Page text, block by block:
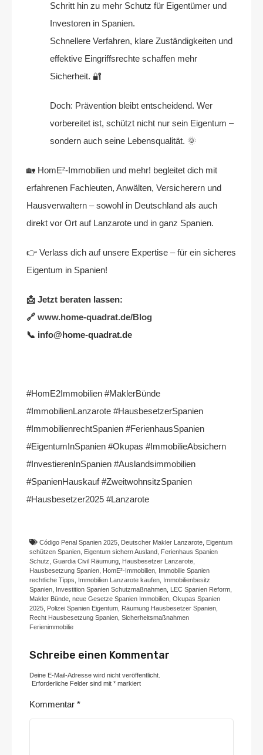
Schritt hin zu mehr Schutz für Eigentümer und
Investoren in Spanien.
Schnellere Verfahren, klare Zuständigkeiten und
effektive Eingriffsrechte schaffen mehr
Sicherheit. 🔐
Doch: Prävention bleibt entscheidend. Wer
vorbereitet ist, schützt nicht nur sein Eigentum –
sondern auch seine Lebensqualität. 🌞
🏡 HomE²-Immobilien und mehr! begleitet dich mit
erfahrenen Fachleuten, Anwälten, Versicherern und
Hausverwaltern – sowohl in Deutschland als auch
direkt vor Ort auf Lanzarote und in ganz Spanien.
👉 Verlass dich auf unsere Expertise – für ein sicheres
Eigentum in Spanien!
📩 Jetzt beraten lassen:
🔗 www.home-quadrat.de/Blog
📞 info@home-quadrat.de
#HomE2Immobilien #MaklerBünde
#ImmobilienLanzarote #HausbesetzerSpanien
#ImmobilienrechtSpanien #FerienhausSpanien
#EigentumInSpanien #Okupas #ImmobilieAbsichern
#InvestierenInSpanien #Auslandsimmobilien
#SpanienHauskauf #ZweitwohnsitzSpanien
#Hausbesetzer2025 #Lanzarote
Código Penal Spanien 2025 Deutscher Makler Lanzarote Eigentum
schützen Spanien Eigentum sichern Ausland Ferienhaus Spanien
Schutz Guardia Civil Räumung Hausbesetzer Lanzarote
Hausbesetzung Spanien HomE²-Immobilien Immobilie Spanien
rechtliche Tipps
Immobilien Lanzarote kaufen Immobilienbesitz
Spanien Investition Spanien Schutzmaßnahmen LEC Spanien Reform
Makler Bünde neue Gesetze Spanien Immobilien Okupas Spanien
2025 Polizei Spanien Eigentum Räumung Hausbesetzer Spanien
Recht Hausbesetzung Spanien Sicherheitsmaßnahmen
Ferienimmobilie
Schreibe einen Kommentar
Deine E-Mail-Adresse wird nicht veröffentlicht.
Erforderliche Felder sind mit * markiert
Kommentar *